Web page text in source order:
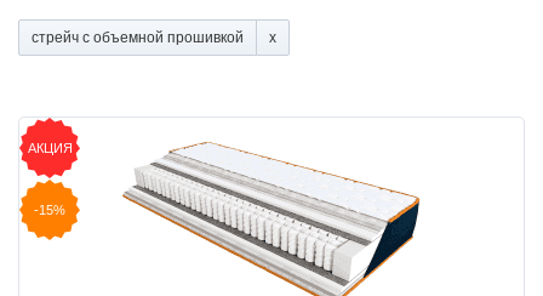
стрейч с объемной прошивкой
АКЦИЯ
-15%